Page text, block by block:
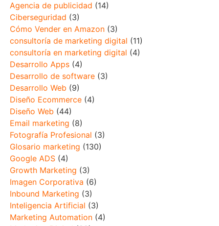
Agencia de publicidad (14)
Ciberseguridad (3)
Cómo Vender en Amazon (3)
consultoría de marketing digital (11)
consultoría en marketing digital (4)
Desarrollo Apps (4)
Desarrollo de software (3)
Desarrollo Web (9)
Diseño Ecommerce (4)
Diseño Web (44)
Email marketing (8)
Fotografía Profesional (3)
Glosario marketing (130)
Google ADS (4)
Growth Marketing (3)
Imagen Corporativa (6)
Inbound Marketing (3)
Inteligencia Artificial (3)
Marketing Automation (4)